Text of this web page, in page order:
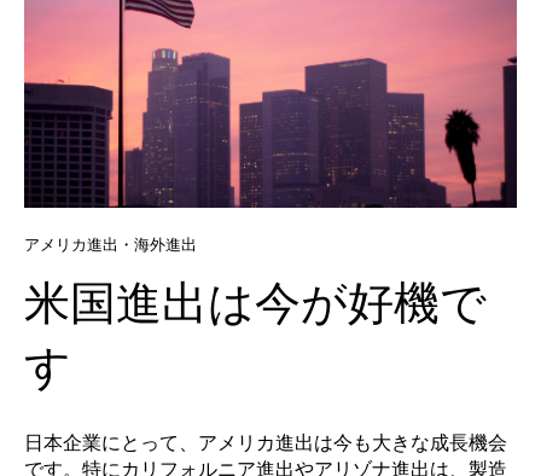
アメリカ進出・海外進出
米国進出は今が好機で
す
日本企業にとって、アメリカ進出は今も大きな成長機会
です。特にカリフォルニア進出やアリゾナ進出は、製造